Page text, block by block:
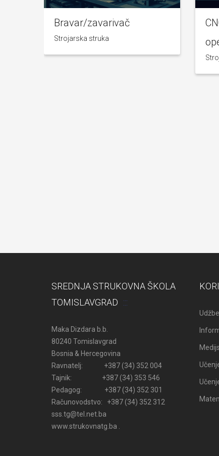
Bravar/zavarivač
Strojarska struka
SREDNJA STRUKOVNA ŠKOLA
TOMISLAVGRAD
Maka Dizdara b.b.
80240 Tomislavgrad
Bosnia & Hercegovina
Ravnatelj: +387 (34) 352 004
Tajnik: +387 (34) 353 546
Pedagog: +387 (34) 352 301
Računovodstvo: +387 (34) 352 312
sss.tg@tel.net.ba
www.strukovnatg.ba .